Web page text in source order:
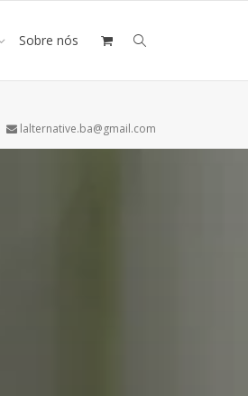
Sobre nós
lalternative.ba@gmail.com